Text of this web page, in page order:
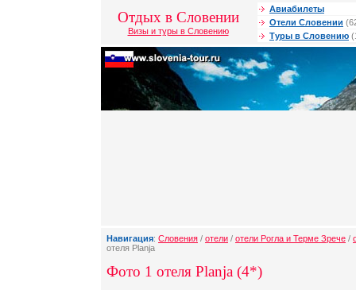
Отдых в Словении
Визы и туры в Словению
Авиабилеты
Отели Словении
Туры в Словению
Навигация: Словения / отели / отели Рогла и Терме Зрече /
отеля Planja
Фото 1 отеля Planja (4*)